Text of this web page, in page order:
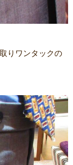
りワンタックの